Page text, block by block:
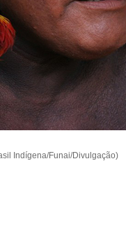
Indígena/Funai/Divulgação)